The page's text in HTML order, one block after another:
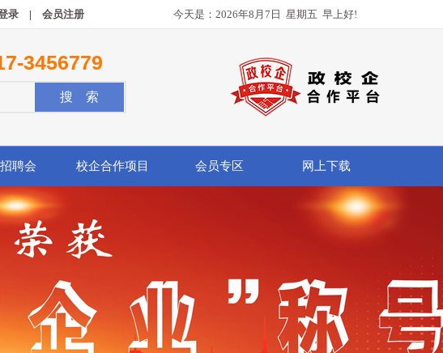
录 | 会员注册 今天是： 2026年8月7日 星期五 早上好!
3456779
聘会 校企合作项目 会员专区 网上下载